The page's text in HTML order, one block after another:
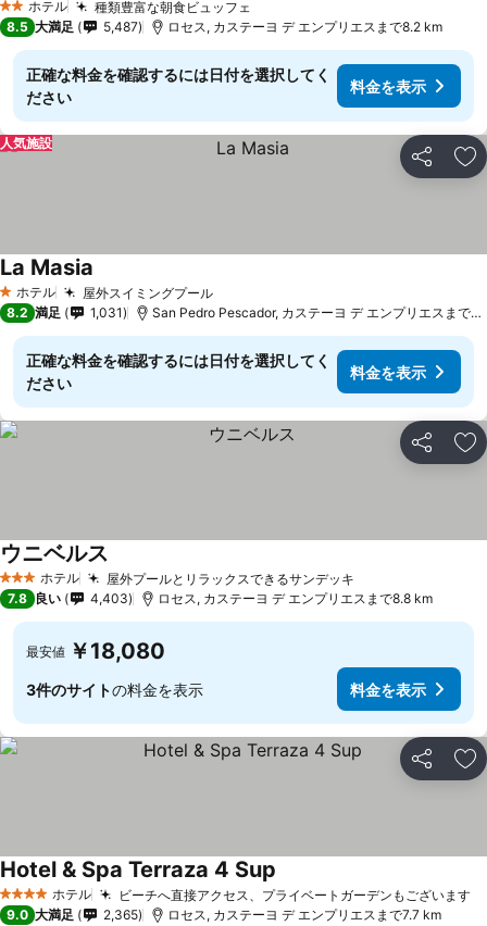
2 ホテルのランク
ホテル
種類豊富な朝食ビュッフェ
8.5 大満足 5,487 ロセス, カステーヨ デ エンプリエスまで8.2 km
正確な料金を確認するには日付を選択してく
ださい
料金を表示
シェア お
人気施設
1 ホテルのランク
ホテル 屋外スイミングプール
La Masia
8.2 満足 1,031 San Pedro Pescador, カステーヨ デ エンプリエスまで7.3 km
正確な料金を確認するには日付を選択してく
ださい
料金を表示
シェア お
3 ホテルのランク
ホテル 屋外プールとリラックスできるサンデッキ
ウニベルス
7.8 良い 4,403 ロセス, カステーヨ デ エンプリエスまで8.8 km
最安値 ￥18,080
3件のサイトの料金を表示 料金を表示
シェア お
4 ホテルのランク
ホテル ビーチへ直接アクセス、プライベートガーデンもございます
Hotel & Spa Terraza 4 Sup
9.0 大満足 2,365 ロセス, カステーヨ デ エンプリエスまで7.7 km